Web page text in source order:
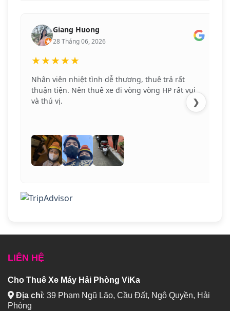
Giang Huong
28 Tháng 06, 2026
★★★★★
Nhân viên nhiệt tình dễ thương, thuê trả rất
thuận tiện. Nên thuê xe đi vòng vòng HP rất vui
và thú vị.
❯
LIÊN HỆ
Cho Thuê Xe Máy Hải Phòng ViKa
Địa chỉ: 39 Phạm Ngũ Lão, Cầu Đất, Ngô Quyền, Hải
Phòng